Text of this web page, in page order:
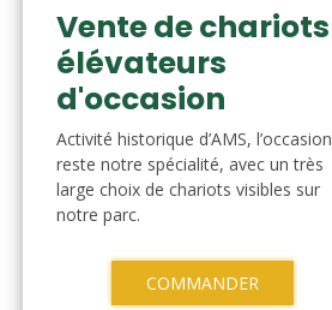
Vente de chariots
élévateurs
d'occasion
Activité historique d’AMS, l’occasion
reste notre spécialité, avec un très
large choix de chariots visibles sur
notre parc.
COMMANDER